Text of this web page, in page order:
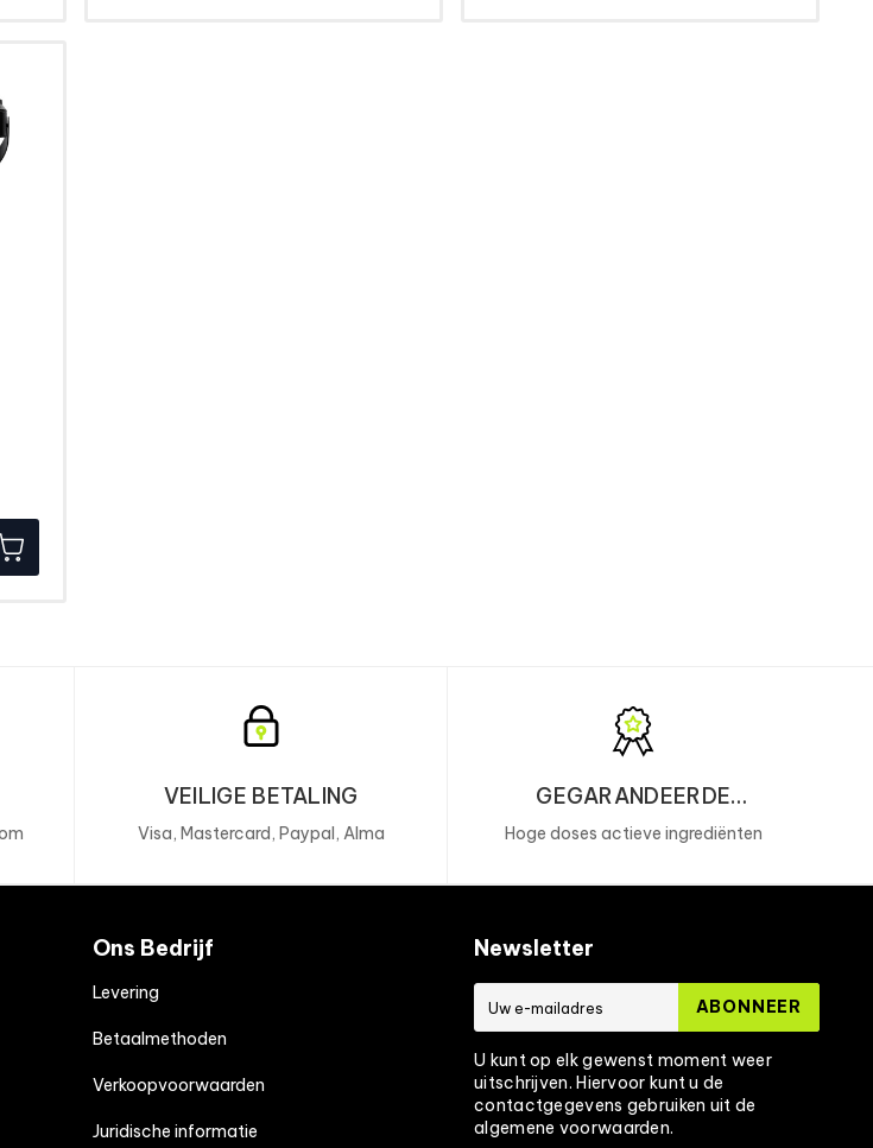
VEILIGE BETALING
Visa, Mastercard, Paypal, Alma
GEGARANDEERDE
PRESTATIES
Hoge doses actieve ingrediënten
Ons Bedrijf
Levering
Betaalmethoden
Verkoopvoorwaarden
Juridische informatie
Newsletter
ABONNEER
U kunt op elk gewenst moment weer
uitschrijven. Hiervoor kunt u de
contactgegevens gebruiken uit de
algemene voorwaarden.